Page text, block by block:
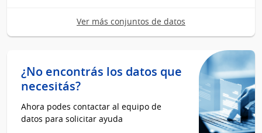
Ver más conjuntos de datos
¿No encontrás los datos que
necesitás?
Ahora podes contactar al equipo de
datos para solicitar ayuda